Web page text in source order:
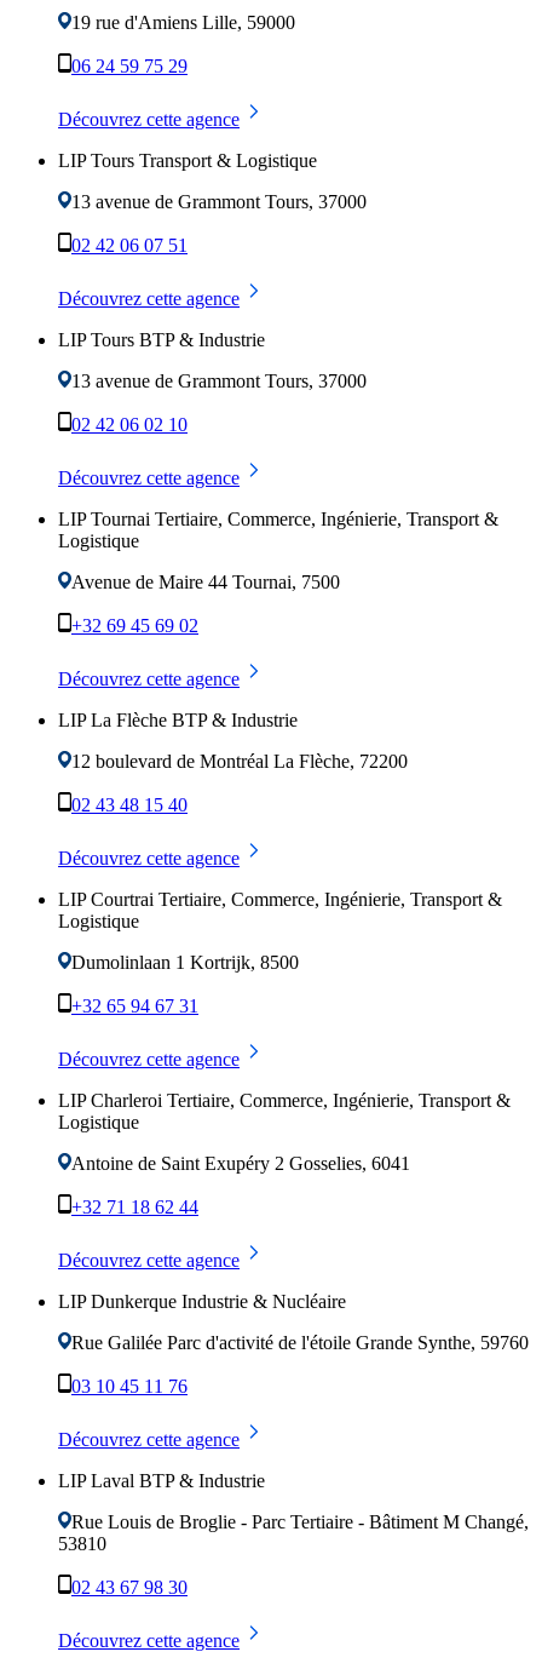
19 rue d'Amiens Lille, 59000
06 24 59 75 29
Découvrez cette agence
LIP Tours Transport & Logistique
13 avenue de Grammont Tours, 37000
02 42 06 07 51
Découvrez cette agence
LIP Tours BTP & Industrie
13 avenue de Grammont Tours, 37000
02 42 06 02 10
Découvrez cette agence
LIP Tournai Tertiaire, Commerce, Ingénierie, Transport &
Logistique
Avenue de Maire 44 Tournai, 7500
+32 69 45 69 02
Découvrez cette agence
LIP La Flèche BTP & Industrie
12 boulevard de Montréal La Flèche, 72200
02 43 48 15 40
Découvrez cette agence
LIP Courtrai Tertiaire, Commerce, Ingénierie, Transport &
Logistique
Dumolinlaan 1 Kortrijk, 8500
+32 65 94 67 31
Découvrez cette agence
LIP Charleroi Tertiaire, Commerce, Ingénierie, Transport &
Logistique
Antoine de Saint Exupéry 2 Gosselies, 6041
+32 71 18 62 44
Découvrez cette agence
LIP Dunkerque Industrie & Nucléaire
Rue Galilée Parc d'activité de l'étoile Grande Synthe, 59760
03 10 45 11 76
Découvrez cette agence
LIP Laval BTP & Industrie
Rue Louis de Broglie - Parc Tertiaire - Bâtiment M Changé,
53810
02 43 67 98 30
Découvrez cette agence